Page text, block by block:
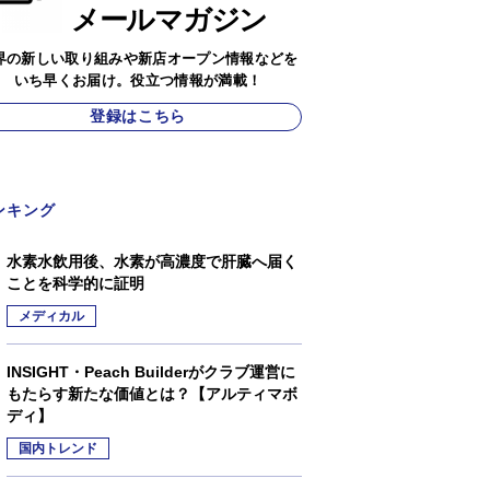
メールマガジン
の新しい取り組みや新店オープン情報などを
いち早くお届け。役立つ情報が満載！
登録はこちら
キング
水素水飲用後、水素が高濃度で肝臓へ届く
ことを科学的に証明
メディカル
INSIGHT・Peach Builderがクラブ運営に
もたらす新たな価値とは？【アルティマボ
ディ】
国内トレンド